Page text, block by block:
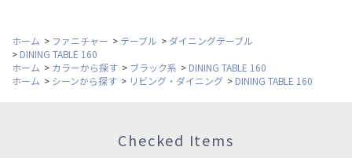
ホーム > ファニチャー > テーブル > ダイニングテーブル
> DINING TABLE 160
ホーム > カラーから探す > ブラック系 > DINING TABLE 160
ホーム > シーンから探す > リビング・ダイニング > DINING TABLE 160
Checked Items